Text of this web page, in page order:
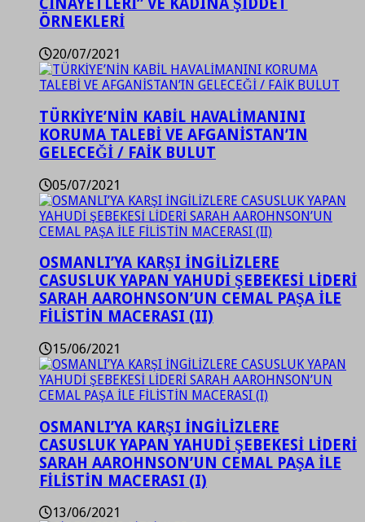
CİNAYETLERİ” VE KADINA ŞİDDET
ÖRNEKLERİ
20/07/2021
TÜRKİYE’NİN KABİL HAVALİMANINI
KORUMA TALEBİ VE AFGANİSTAN’IN
GELECEĞİ / FAİK BULUT
05/07/2021
OSMANLI’YA KARŞI İNGİLİZLERE
CASUSLUK YAPAN YAHUDİ ŞEBEKESİ LİDERİ
SARAH AAROHNSON’UN CEMAL PAŞA İLE
FİLİSTİN MACERASI (II)
15/06/2021
OSMANLI’YA KARŞI İNGİLİZLERE
CASUSLUK YAPAN YAHUDİ ŞEBEKESİ LİDERİ
SARAH AAROHNSON’UN CEMAL PAŞA İLE
FİLİSTİN MACERASI (I)
13/06/2021